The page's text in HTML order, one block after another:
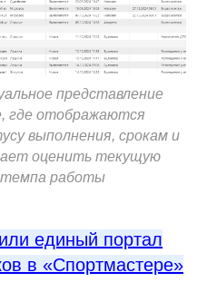
представление
где отображаются
выполнения, срокам и
оценить текущую
темпа работы
единый портал
в «Спортмастере»